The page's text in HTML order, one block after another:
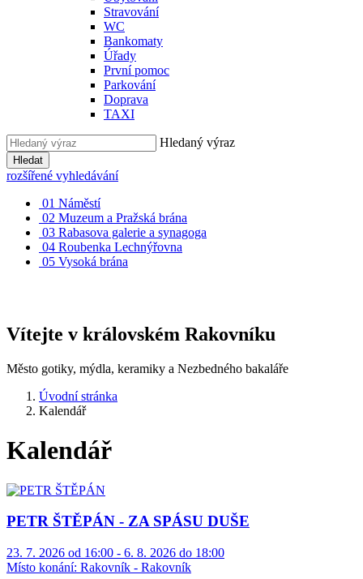
Stravování
WC
Bankomaty
Úřady
První pomoc
Parkování
Doprava
TAXI
Hledaný výraz
Hledat
rozšířené vyhledávání
01 Náměstí
02 Muzeum a Pražská brána
03 Rabasova galerie a synagoga
04 Roubenka Lechnýřovna
05 Vysoká brána
Vítejte v královském Rakovníku
Město gotiky, mýdla, keramiky a Nezbedného bakaláře
Úvodní stránka
Kalendář
Kalendář
PETR ŠTĚPÁN - ZA SPÁSU DUŠE
23. 7. 2026 od 16:00 - 6. 8. 2026 do 18:00
Místo konání: Rakovník - Rakovník